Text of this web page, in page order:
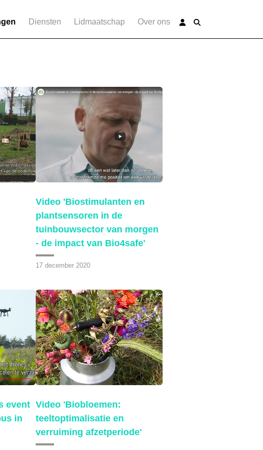
Diensten Lidmaatschap Over ons
Video 'Biostimulanten en
plantsensoren in de
tuinbouwsector van morgen
- de impact van Bio4safe'
17 december 2020
event
in
Video 'Biobloemen:
teeltoptimalisatie en
verruiming afzetperiode'